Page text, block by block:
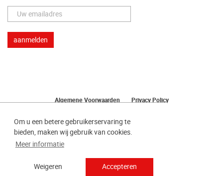
Om u een betere gebruikerservaring te
bieden, maken wij gebruik van cookies.
Meer informatie
Weigeren Accepteren
Algemene Voorwaarden
Privacy Policy